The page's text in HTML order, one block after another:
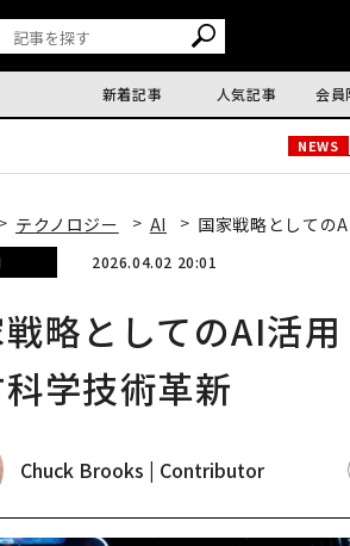
新着記事 人気記事 会員
NEWS
テクノロジー AI 国家戦略としての
2026.04.02 20:01
略としてのAI活
学技術革新
Chuck Brooks | Contributor